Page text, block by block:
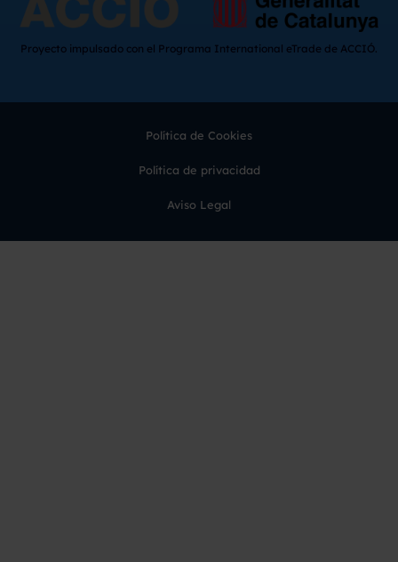
Proyecto impulsado con el Programa International eTrade de ACCIÓ.
Política de Cookies
Política de privacidad
Aviso Legal